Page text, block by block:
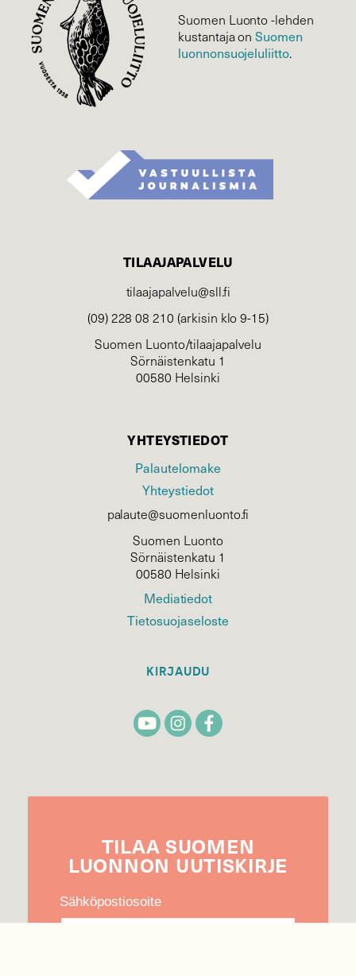
Suomen Luonto -lehden
kustantaja onSuomen
luonnonsuojelu­liitto.
TILAAJAPALVELU
tilaajapalvelu@sll.fi
(09) 228 08 210 (arkisin klo 9-15)
Suomen Luonto/tilaajapalvelu
Sörnäistenkatu 1
00580 Helsinki
YHTEYSTIEDOT
Palautelomake
Yhteystiedot
palaute@suomenluonto.fi
Suomen Luonto
Sörnäistenkatu 1
00580 Helsinki
Mediatiedot
Tietosuojaseloste
KIRJAUDU
TILAA SUOMEN
LUONNON UUTIS­KIRJE
Sähköpostiosoite